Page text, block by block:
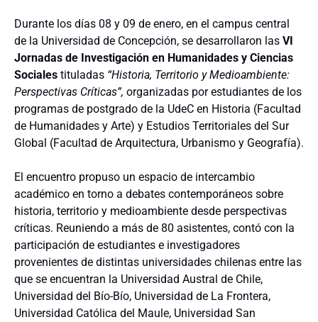
Durante los días 08 y 09 de enero, en el campus central
de la Universidad de Concepción, se desarrollaron las VI
Jornadas de Investigación en Humanidades y Ciencias
Sociales tituladas “Historia, Territorio y Medioambiente:
Perspectivas Críticas”, organizadas por estudiantes de los
programas de postgrado de la UdeC en Historia (Facultad
de Humanidades y Arte) y Estudios Territoriales del Sur
Global (Facultad de Arquitectura, Urbanismo y Geografía).
El encuentro propuso un espacio de intercambio
académico en torno a debates contemporáneos sobre
historia, territorio y medioambiente desde perspectivas
críticas. Reuniendo a más de 80 asistentes, contó con la
participación de estudiantes e investigadores
provenientes de distintas universidades chilenas entre las
que se encuentran la Universidad Austral de Chile,
Universidad del Bío-Bío, Universidad de La Frontera,
Universidad Católica del Maule, Universidad San